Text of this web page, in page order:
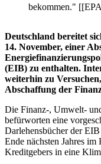
bekommen."
Deutschland bereitet
14. November, einer
(EIB) zu enthalten.
weiterhin zu
Abschaffung der
Die Finanz-, Umwelt-
befürworten eine
Darlehensbücher der
Ende nächsten Jahres
Kreditgebers in eine